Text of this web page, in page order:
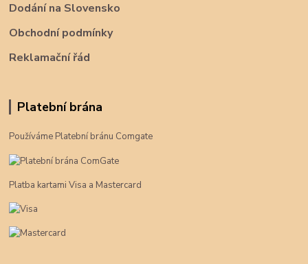
Dodání na Slovensko
Obchodní podmínky
Reklamační řád
Platební brána
Používáme Platební bránu Comgate
Platba kartami Visa a Mastercard